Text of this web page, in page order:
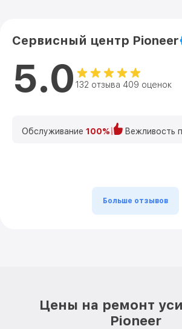
Сервисный центр Pioneer
5.0 132 отзыва 409 оценок
Обслуживание 100% Вежливость
Больше отзывов
Цены на ремонт
Pioneer